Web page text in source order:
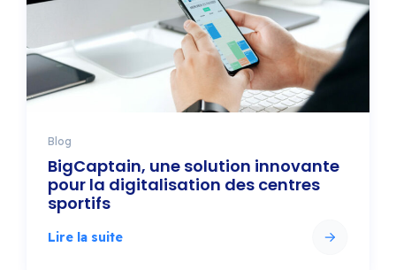
Blog
BigCaptain, une solution innovante
pour la digitalisation des centres
sportifs
Lire la suite